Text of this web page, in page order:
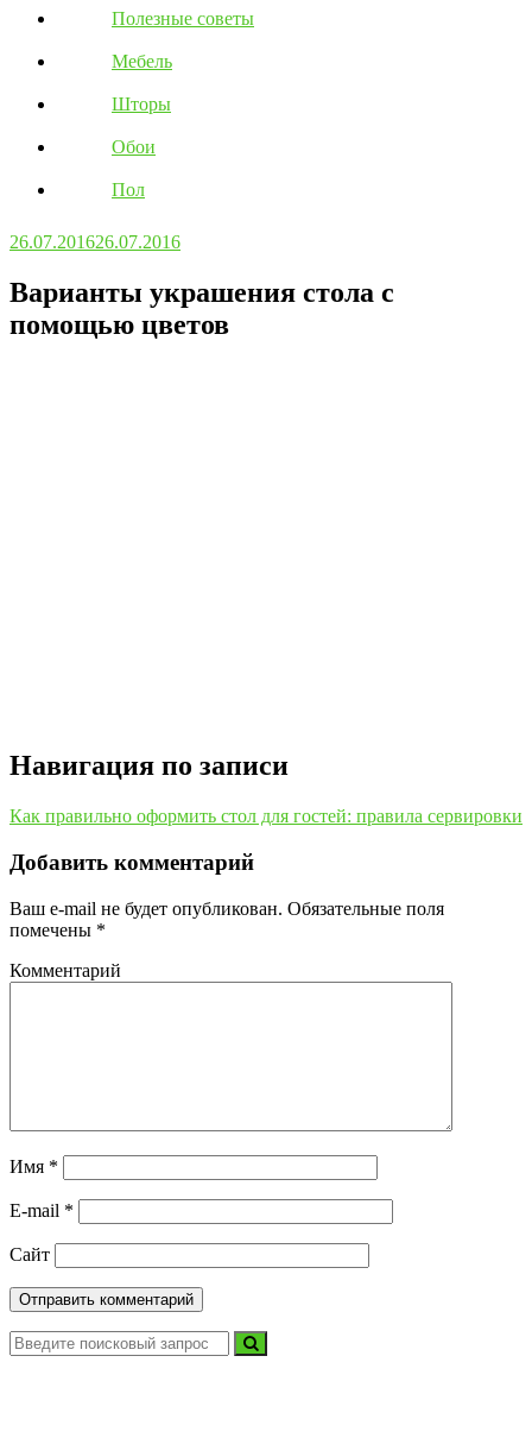
Полезные советы
Мебель
Шторы
Обои
Пол
26.07.201626.07.2016
Варианты украшения стола с
помощью цветов
Навигация по записи
Как правильно оформить стол для гостей: правила сервировки
Добавить комментарий
Ваш e-mail не будет опубликован. Обязательные поля
помечены *
Комментарий
Имя *
E-mail *
Сайт